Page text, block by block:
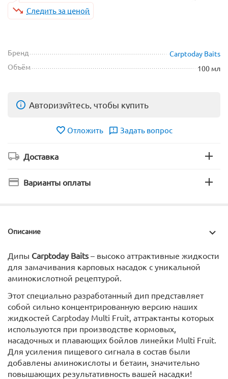
Следить за ценой
Бренд
Carptoday Baits
Объём
100 мл
Авторизуйтесь, чтобы купить
Отложить Задать вопрос
Доставка
Варианты оплаты
Описание
Дипы Carptoday Baits – высоко аттрактивные жидкости
для замачивания карповых насадок с уникальной
аминокислотной рецептурой.
Этот специально разработанный дип представляет
собой сильно концентрированную версию наших
жидкостей Carptoday Multi Fruit, аттрактанты которых
используются при производстве кормовых,
насадочных и плавающих бойлов линейки Multi Fruit.
Для усиления пищевого сигнала в состав были
добавлены аминокислоты и бетаин, значительно
повышающих результативность вашей насадки!